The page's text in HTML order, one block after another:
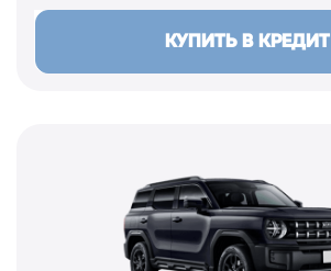
КУПИТЬ В КРЕДИТ